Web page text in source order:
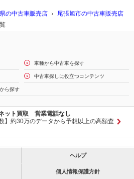
の中古車販売店
尾張旭市の中古車販売店
車種から中古車を探す
中古車探しに役立つコンテンツ
ら探す
ット買取 営業電話なし
】約30万のデータから予想以上の高額査
ヘルプ
個人情報保護方針